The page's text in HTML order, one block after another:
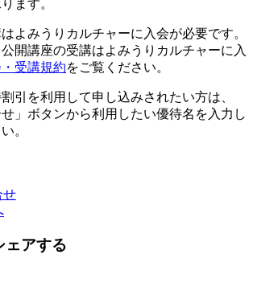
ます。
よみうりカルチャーに入会が必要です。
開講座の受講はよみうりカルチャーに入
・受講規約をご覧ください。
引を利用して申し込みされたい方は、
せ」ボタンから利用したい優待名を入力し
。
せ
ェアする